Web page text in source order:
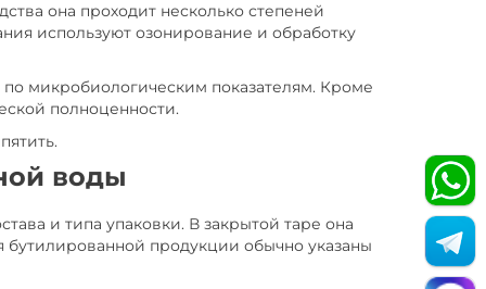
она проходит несколько степеней
используют озонирование и обработку
по микробиологическим показателям. Кроме
полноценности.
воды
и типа упаковки. В закрытой таре она
бутилированной продукции обычно указаны